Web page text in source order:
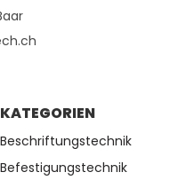
KATEGORIEN
Beschriftungstechnik
Befestigungstechnik